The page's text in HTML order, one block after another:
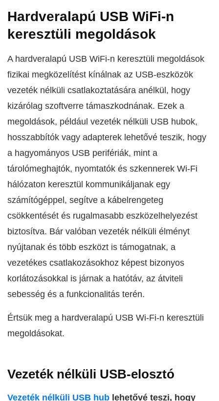
Hardveralapú USB WiFi-n
keresztüli megoldások
A hardveralapú USB WiFi-n keresztüli megoldások
fizikai megközelítést kínálnak az USB-eszközök
vezeték nélküli csatlakoztatására anélkül, hogy
kizárólag szoftverre támaszkodnának. Ezek a
megoldások, például vezeték nélküli USB hubok,
hosszabbítók vagy adapterek lehetővé teszik, hogy
a hagyományos USB perifériák, mint a
tárolómeghajtók, nyomtatók és szkennerek Wi-Fi
hálózaton keresztül kommunikáljanak egy
számítógéppel, segítve a kábelrengeteg
csökkentését és rugalmasabb eszközelhelyezést
biztosítva. Bár valóban vezeték nélküli élményt
nyújtanak és több eszközt is támogatnak, a
vezetékes csatlakozásokhoz képest bizonyos
korlátozásokkal is járnak a hatótáv, az átviteli
sebesség és a funkcionalitás terén.
Értsük meg a hardveralapú USB Wi-Fi-n keresztüli
megoldásokat.
Vezeték nélküli USB-elosztó
Vezeték nélküli USB hub lehetővé teszi, hogy